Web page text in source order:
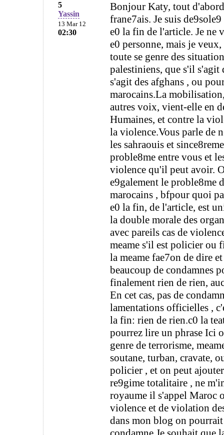
5
Yassin
13 Mar 12
02:30
Bonjour Katy, tout
frane7ais. Je suis
e0 la fin de l'article. Je ne
e0 personne, mais je
toute se genre des
palestiniens, que s'il s'agit
s'agit des afghans , ou
marocains.La
autres voix, vient-elle en
Humaines, et contre la
la violence.Vous parle de
les sahraouis et
proble8me entre vous et
violence qu'il peut avoir.
e9galement le proble8me
marocains , bfpour quoi
e0 la fin, de l'article, est
la double morale des
avec pareils cas de
meame s'il est policier ou
la meame fae7on de dire
beaucoup de condamnes
finalement rien de rien,
En cet cas, pas de
lamentations officielles ,
la fin: rien de rien.c0 la
pourrez lire un phrase Ici
genre de terrorisme,
soutane, turban, cravate,
policier , et on peut
re9gime totalitaire , ne
royaume il s'appel Maroc
violence et de violation
dans mon blog on